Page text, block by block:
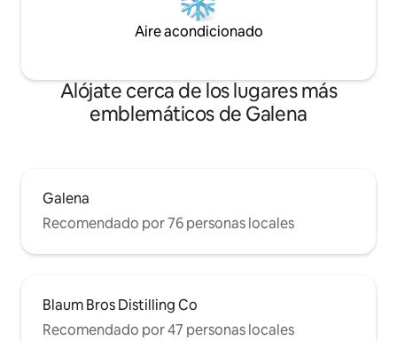
Aire acondicionado
Alójate cerca de los lugares más
emblemáticos de Galena
Galena
Recomendado por 76 personas locales
Blaum Bros Distilling Co
Recomendado por 47 personas locales